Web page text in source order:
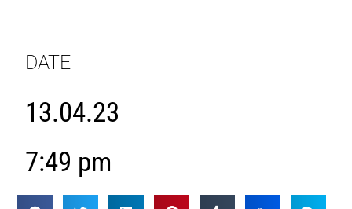
DATE
13.04.23
7:49 pm